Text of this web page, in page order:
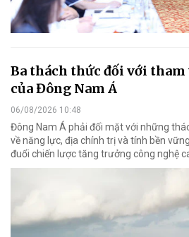
Ba thách thức đối với
của Đông Nam Á
06/08/2026 10:48
Đông Nam Á phải đối mặt với những
về năng lực, địa chính trị và tính bền
đuổi chiến lược tăng trưởng công nghệ